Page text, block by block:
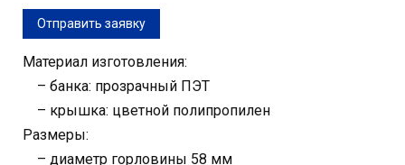
Отправить заявку
Материал изготовления:
– банка: прозрачный ПЭТ
– крышка: цветной полипропилен
Размеры:
– диаметр горловины 58 мм